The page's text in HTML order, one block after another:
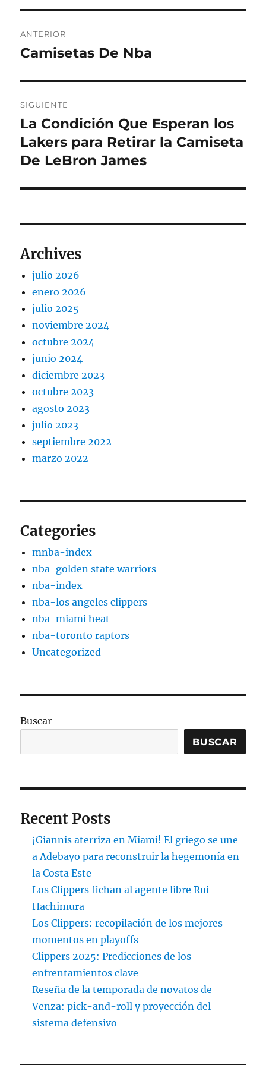
de
ANTERIOR
Entrada
Camisetas De Nba
SIGUIENTE
Entrada
siguiente:
La Condición Que Esperan los
Lakers para Retirar la Camiseta
De LeBron James
Archives
julio 2026
enero 2026
julio 2025
noviembre 2024
octubre 2024
junio 2024
diciembre 2023
octubre 2023
agosto 2023
julio 2023
septiembre 2022
marzo 2022
Categories
mnba-index
nba-golden state warriors
nba-index
nba-los angeles clippers
nba-miami heat
nba-toronto raptors
Uncategorized
Buscar
BUSCAR
Recent Posts
¡Giannis aterriza en Miami! El griego se une
a Adebayo para reconstruir la hegemonía en
la Costa Este
Los Clippers fichan al agente libre Rui
Hachimura
Los Clippers: recopilación de los mejores
momentos en playoffs
Clippers 2025: Predicciones de los
enfrentamientos clave
Reseña de la temporada de novatos de
Venza: pick-and-roll y proyección del
sistema defensivo